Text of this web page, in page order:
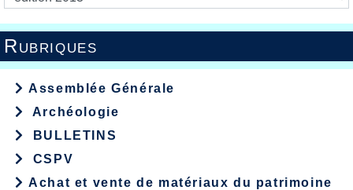
Rubriques
Assemblée Générale
Archéologie
BULLETINS
CSPV
Achat et vente de matériaux du patrimoine